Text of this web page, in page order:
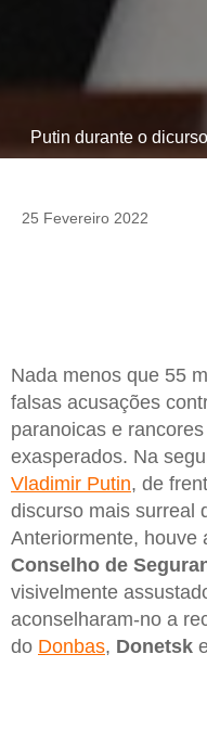
Putin durante o
25 Fevereiro 2022
Nada menos que 55
falsas acusações
paranoicas e
exasperados. Na
Vladimir Putin, de
discurso mais surreal
Anteriormente, houve
Conselho de
visivelmente
aconselharam-no a
do Donbas, Donetsk